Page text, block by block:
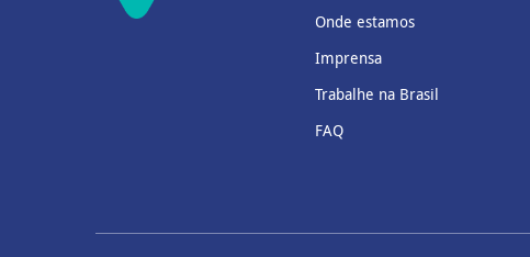
Onde estamos
Imprensa
Trabalhe na Brasil
FAQ